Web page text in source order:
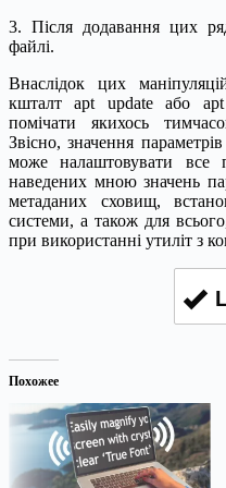
3. Після додавання цих
файлі.
Внаслідок цих
кшталт apt update або
помічати якихось
Звісно, значення
може налаштовувати все
наведених мною значень
метаданих сховищ,
системи, а також для
при використанні утиліт з
Похожее